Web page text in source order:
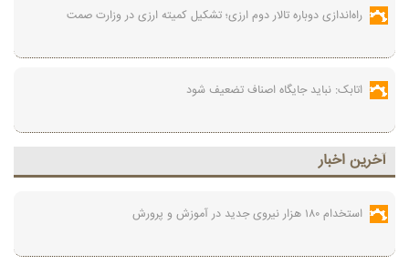
راه‌اندازی دوباره تالار دوم ارزی؛ تشکیل کمیته ارزی در وزارت صمت
اتابک: نباید جایگاه اصناف تضعیف شود
آخرين اخبار
استخدام ۱۸۰ هزار نیروی جدید در آموزش‌ و پرورش